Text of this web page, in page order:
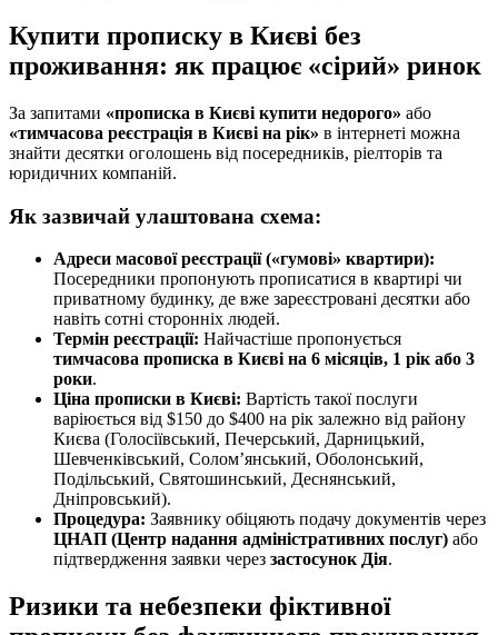
Купити прописку в Києві без
проживання: як працює «сірий» ринок
За запитами «прописка в Києві купити недорого» або
«тимчасова реєстрація в Києві на рік» в інтернеті можна
знайти десятки оголошень від посередників, ріелторів та
юридичних компаній.
Як зазвичай улаштована схема:
Адреси масової реєстрації («гумові» квартири):
Посередники пропонують прописатися в квартирі чи
приватному будинку, де вже зареєстровані десятки або
навіть сотні сторонніх людей.
Термін реєстрації: Найчастіше пропонується
тимчасова прописка в Києві на 6 місяців, 1 рік або 3
роки.
Ціна прописки в Києві: Вартість такої послуги
варіюється від $150 до $400 на рік залежно від району
Києва (Голосіївський, Печерський, Дарницький,
Шевченківський, Солом’янський, Оболонський,
Подільський, Святошинський, Деснянський,
Дніпровський).
Процедура: Заявнику обіцяють подачу документів через
ЦНАП (Центр надання адміністративних послуг) або
підтвердження заявки через застосунок Дія.
Ризики та небезпеки фіктивної